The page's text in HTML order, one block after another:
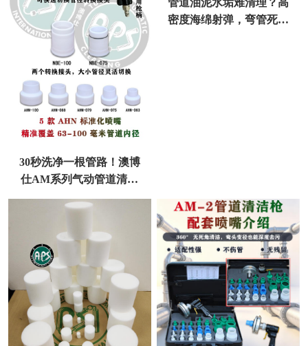
30秒洗净一根管路！澳博
仕AM系列气动管道清洁
枪，重塑管路清洗效率标
准
管道油泥水垢难清理？高
密度海绵射弹，弯管死角